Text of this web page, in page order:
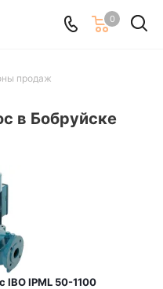
0
продаж
в Бобруйске
IPML 50-1100